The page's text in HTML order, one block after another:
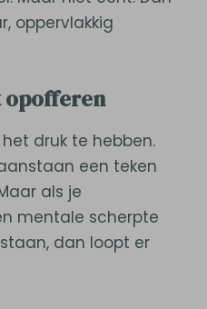
oppervlakkig
opofferen
druk te hebben.
een teken
als je
mentale scherpte
dan loopt er